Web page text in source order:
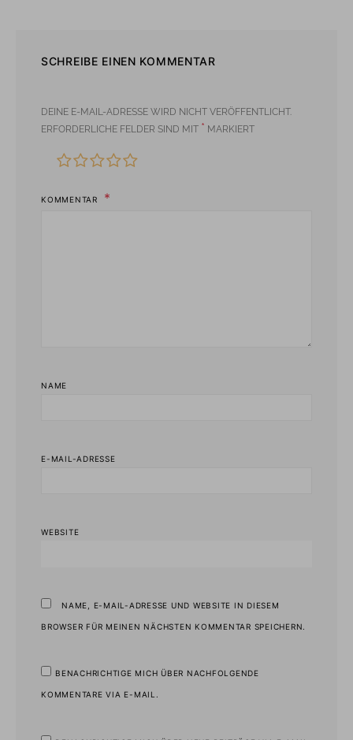
SCHREIBE EINEN KOMMENTAR
DEINE E-MAIL-ADRESSE WIRD NICHT VERÖFFENTLICHT.
ERFORDERLICHE FELDER SIND MIT * MARKIERT
KOMMENTAR
NAME
E-MAIL-ADRESSE
WEBSITE
NAME, E-MAIL-ADRESSE UND WEBSITE IN DIESEM
BROWSER FÜR MEINEN NÄCHSTEN KOMMENTAR SPEICHERN.
BENACHRICHTIGE MICH ÜBER NACHFOLGENDE
KOMMENTARE VIA E-MAIL.